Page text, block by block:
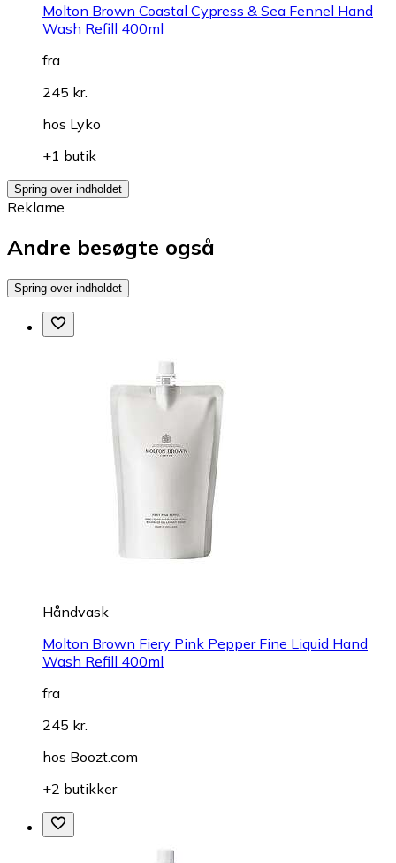
Molton Brown Coastal Cypress & Sea Fennel Hand
Wash Refill 400ml
fra
245 kr.
hos Lyko
+1 butik
Spring over indholdet
Reklame
Andre besøgte også
Spring over indholdet
Håndvask
Molton Brown Fiery Pink Pepper Fine Liquid Hand
Wash Refill 400ml
fra
245 kr.
hos Boozt.com
+2 butikker